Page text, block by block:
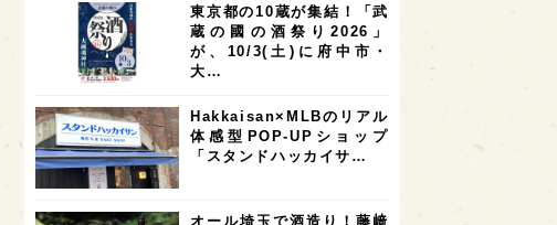
13 茨城県 12 栃木県 11
オピニオンリーダーの視点
広島県 8 山梨県 7
石川県 7 奈良県 滋賀県 7 和歌山県 6
6 フランス
SAKE100 5 佐賀県 5 岡山県 5 岩手県 4
真夏にしぼりたてのおいし
さを無料体験！福井・𠮷田